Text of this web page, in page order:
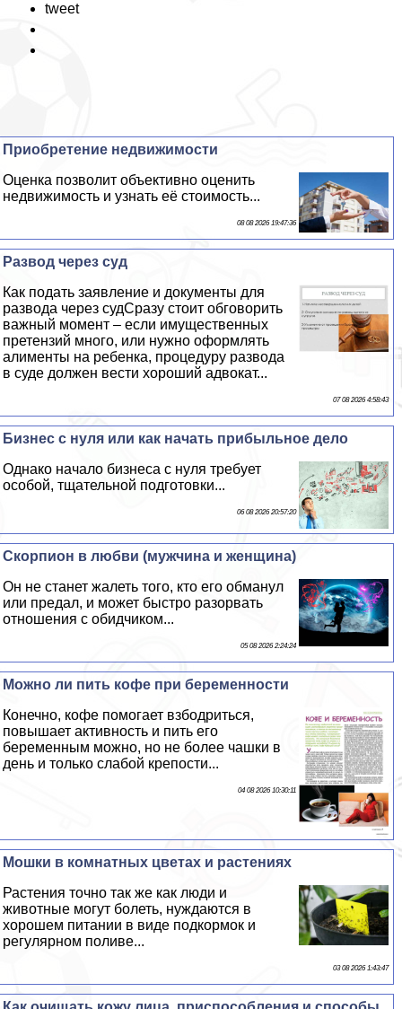
tweet
Приобретение недвижимости
Оценка позволит объективно оценить
недвижимость и узнать её стоимость...
08 08 2026 19:47:36
Развод через суд
Как подать заявление и документы для
развода через судСразу стоит обговорить
важный момент – если имущественных
претензий много, или нужно оформлять
алименты на ребенка, процедуру развода
в суде должен вести хороший адвокат...
07 08 2026 4:58:43
Бизнес с нуля или как начать прибыльное дело
Однако начало бизнеса с нуля требует
особой, тщательной подготовки...
06 08 2026 20:57:20
Скорпион в любви (мужчина и женщина)
Он не станет жалеть того, кто его обманул
или предал, и может быстро разорвать
отношения с обидчиком...
05 08 2026 2:24:24
Можно ли пить кофе при беременности
Конечно, кофе помогает взбодриться,
повышает активность и пить его
беременным можно, но не более чашки в
день и только слабой крепости...
04 08 2026 10:30:11
Мошки в комнатных цветах и растениях
Растения точно так же как люди и
животные могут болеть, нуждаются в
хорошем питании в виде подкормок и
регулярном поливе...
03 08 2026 1:43:47